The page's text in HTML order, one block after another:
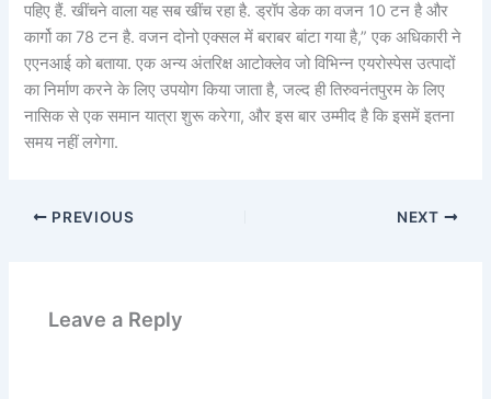
पहिए हैं. खींचने वाला यह सब खींच रहा है. ड्रॉप डेक का वजन 10 टन है और
कार्गो का 78 टन है. वजन दोनो एक्सल में बराबर बांटा गया है,” एक अधिकारी ने
एएनआई को बताया. एक अन्य अंतरिक्ष आटोक्लेव जो विभिन्न एयरोस्पेस उत्पादों
का निर्माण करने के लिए उपयोग किया जाता है, जल्द ही तिरुवनंतपुरम के लिए
नासिक से एक समान यात्रा शुरू करेगा, और इस बार उम्मीद है कि इसमें इतना
समय नहीं लगेगा.
PREVIOUS NEXT
Leave a Reply